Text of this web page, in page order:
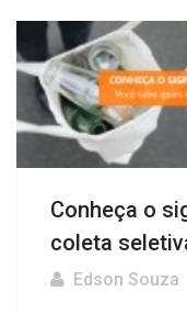
Conheça o
coleta
Edson Souza